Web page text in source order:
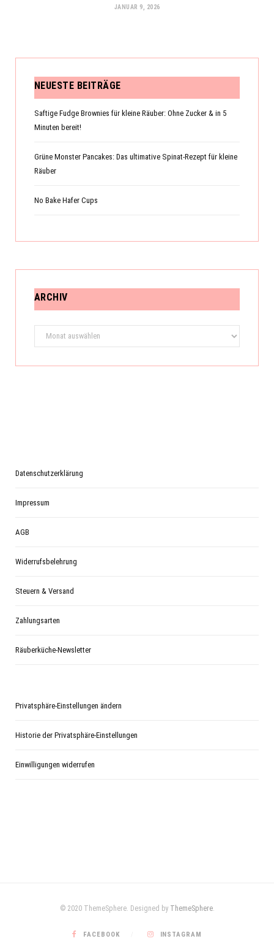
JANUAR 9, 2026
NEUESTE BEITRÄGE
Saftige Fudge Brownies für kleine Räuber: Ohne Zucker & in 5
Minuten bereit!
Grüne Monster Pancakes: Das ultimative Spinat-Rezept für kleine
Räuber
No Bake Hafer Cups
ARCHIV
Archiv
Datenschutzerklärung
Impressum
AGB
Widerrufsbelehrung
Steuern & Versand
Zahlungsarten
Räuberküche-Newsletter
Privatsphäre-Einstellungen ändern
Historie der Privatsphäre-Einstellungen
Einwilligungen widerrufen
© 2020 ThemeSphere. Designed by ThemeSphere.
FACEBOOK INSTAGRAM